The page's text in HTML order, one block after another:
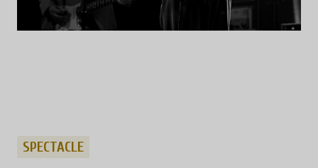
SPECTACLE